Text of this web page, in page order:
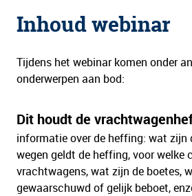
Inhoud webinar
Tijdens het webinar komen onder
onderwerpen aan bod:
Dit houdt de
informatie over de heffing: wat zijn
wegen geldt de heffing, voor welke
vrachtwagens, wat zijn de boetes,
gewaarschuwd of gelijk beboet,